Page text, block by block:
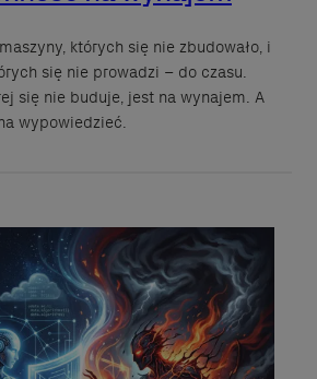
których się nie zbudowało, i
się nie prowadzi – do czasu.
się nie buduje, jest na wynajem. A
wypowiedzieć.